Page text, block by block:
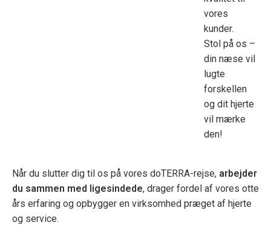
vores
kunder.
Stol på os –
din næse vil
lugte
forskellen
og dit hjerte
vil mærke
den!
Når du slutter dig til os på vores doTERRA-rejse, arbejder
du sammen med ligesindede, drager fordel af vores otte
års erfaring og opbygger en virksomhed præget af hjerte
og service.